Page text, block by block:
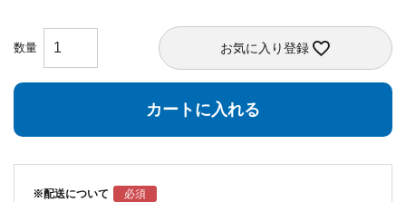
お気に入り登録
カートに入れる
※配送について